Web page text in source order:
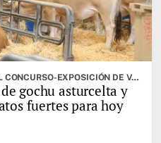
LAS ENTREGAS DE PREMIOS DEL CONCURSO-EXPOSICIÓN DE VACUNO SELECTO, OTRA DE LAS CITAS IMPORTANTES
gochu asturcelta y
fuertes para hoy